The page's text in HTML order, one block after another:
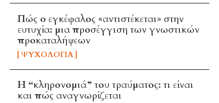
Πώς ο εγκέφαλος «αντιστέκεται» στην
ευτυχία: μια προσέγγιση των γνωστικών
προκαταλήψεων
ΨΥΧΟΛΟΓΊΑ
Η “κληρονομιά” του τραύματος: τι είναι
και πώς αναγνωρίζεται